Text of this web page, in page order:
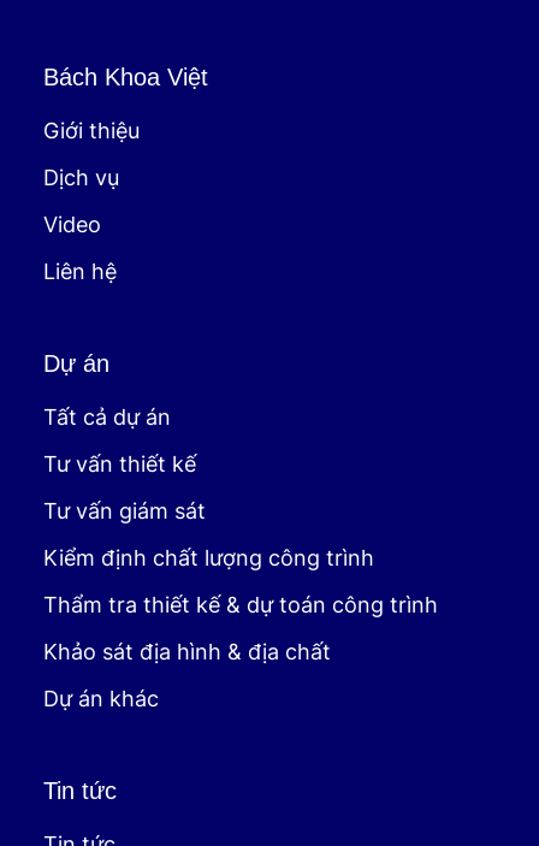
Bách Khoa Việt
Giới thiệu
Dịch vụ
Video
Liên hệ
Dự án
Tất cả dự án
Tư vấn thiết kế
Tư vấn giám sát
Kiểm định chất lượng công trình
Thẩm tra thiết kế & dự toán công trình
Khảo sát địa hình & địa chất
Dự án khác
Tin tức